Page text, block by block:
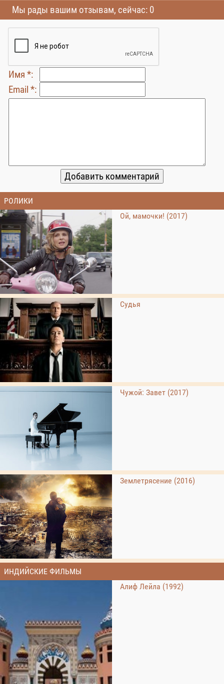
Мы рады вашим отзывам, сейчас: 0
Имя *:
Email *:
РОЛИКИ
Ой, мамочки! (2017)
Судья
Чужой: Завет (2017)
Землетрясение (2016)
ИНДИЙСКИЕ ФИЛЬМЫ
Алиф Лейла (1992)